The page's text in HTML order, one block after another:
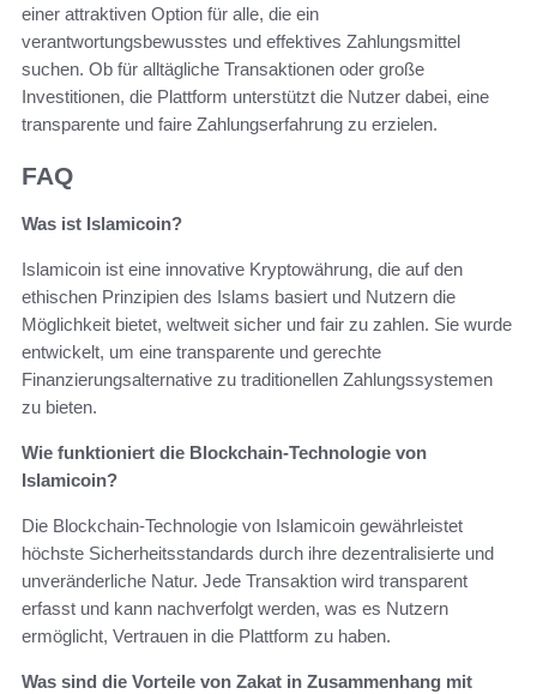
einer attraktiven Option für alle, die ein
verantwortungsbewusstes und effektives Zahlungsmittel
suchen. Ob für alltägliche Transaktionen oder große
Investitionen, die Plattform unterstützt die Nutzer dabei, eine
transparente und faire Zahlungserfahrung zu erzielen.
FAQ
Was ist Islamicoin?
Islamicoin ist eine innovative Kryptowährung, die auf den
ethischen Prinzipien des Islams basiert und Nutzern die
Möglichkeit bietet, weltweit sicher und fair zu zahlen. Sie wurde
entwickelt, um eine transparente und gerechte
Finanzierungsalternative zu traditionellen Zahlungssystemen
zu bieten.
Wie funktioniert die Blockchain-Technologie von
Islamicoin?
Die Blockchain-Technologie von Islamicoin gewährleistet
höchste Sicherheitsstandards durch ihre dezentralisierte und
unveränderliche Natur. Jede Transaktion wird transparent
erfasst und kann nachverfolgt werden, was es Nutzern
ermöglicht, Vertrauen in die Plattform zu haben.
Was sind die Vorteile von Zakat in Zusammenhang mit